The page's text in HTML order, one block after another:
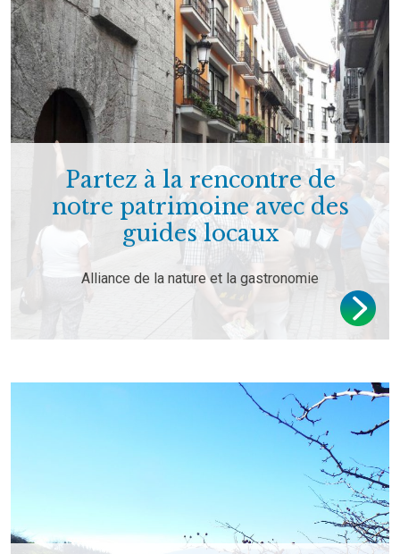
Partez à la rencontre de
notre patrimoine avec des
guides locaux
Alliance de la nature et la gastronomie